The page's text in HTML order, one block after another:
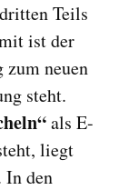
Teils
ist der
neuen
steht.
als E-
liegt
In den